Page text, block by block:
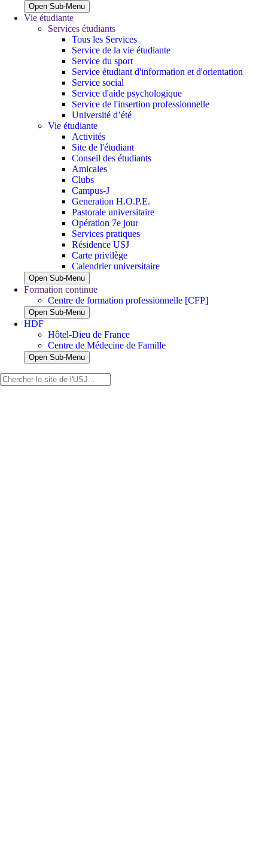
Open Sub-Menu
Vie étudiante
Services étudiants
Tous les Services
Service de la vie étudiante
Service du sport
Service étudiant d'information et d'orientation
Service social
Service d'aide psychologique
Service de l'insertion professionnelle
Université d’été
Vie étudiante
Activités
Site de l'étudiant
Conseil des étudiants
Amicales
Clubs
Campus-J
Generation H.O.P.E.
Pastorale universitaire
Opération 7e jour
Services pratiques
Résidence USJ
Carte privilège
Calendrier universitaire
Open Sub-Menu
Formation continue
Centre de formation professionnelle [CFP]
Open Sub-Menu
HDF
Hôtel-Dieu de France
Centre de Médecine de Famille
Open Sub-Menu